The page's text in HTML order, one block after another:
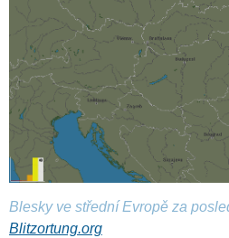
Blesky ve střední Evropě za
Blitzortung.org